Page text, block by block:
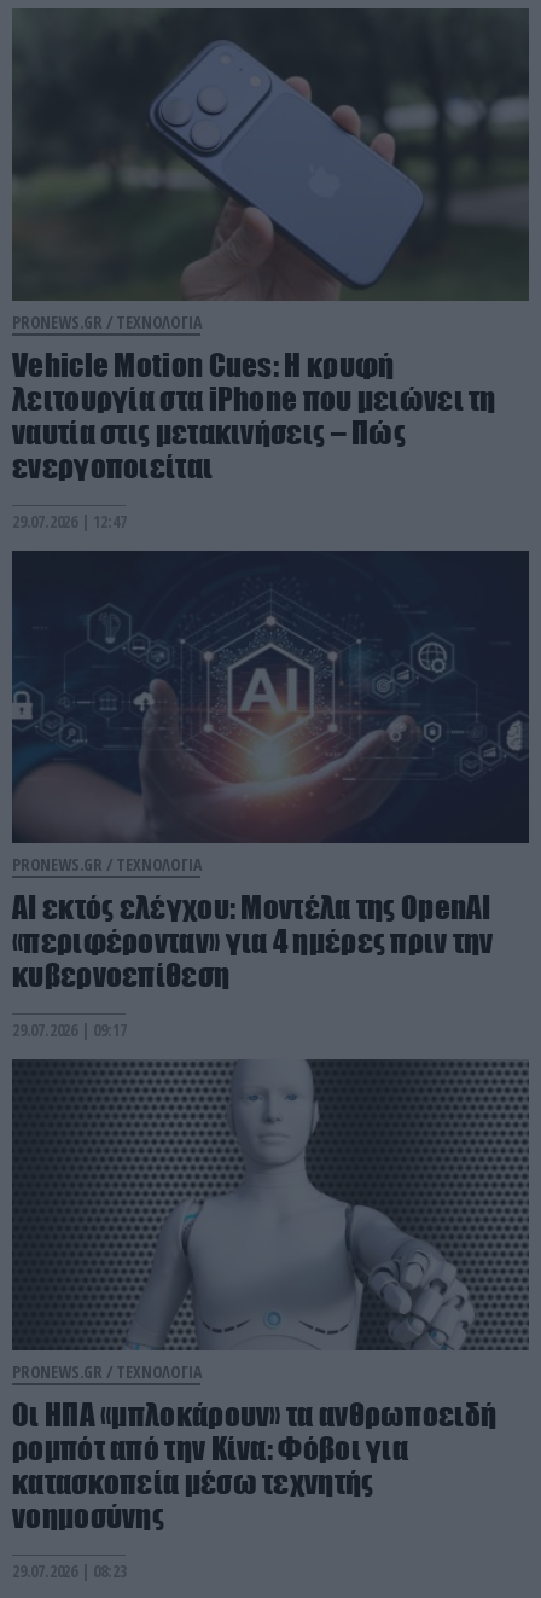
PRONEWS.GR / ΤΕΧΝΟΛΟΓΙΑ
Vehicle Motion Cues: Η κρυφή
λειτουργία στα iPhone που μειώνει τη
ναυτία στις μετακινήσεις – Πώς
ενεργοποιείται
29.07.2026 | 12:47
PRONEWS.GR / ΤΕΧΝΟΛΟΓΙΑ
AI εκτός ελέγχου: Μοντέλα της OpenAI
«περιφέρονταν» για 4 ημέρες πριν την
κυβερνοεπίθεση
29.07.2026 | 09:17
PRONEWS.GR / ΤΕΧΝΟΛΟΓΙΑ
Οι ΗΠΑ «μπλοκάρουν» τα ανθρωποειδή
ρομπότ από την Κίνα: Φόβοι για
κατασκοπεία μέσω τεχνητής
νοημοσύνης
29.07.2026 | 08:23